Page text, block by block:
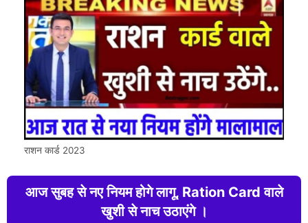
राशन कार्ड 2023
आजसुबहसे नए नियम होगे लागू, Ration Card वाले
खुशी से नाच उठाएंगे ।